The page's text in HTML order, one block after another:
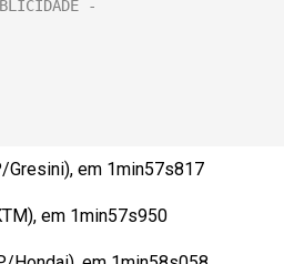
Gresini), em 1min57s817
em 1min57s950